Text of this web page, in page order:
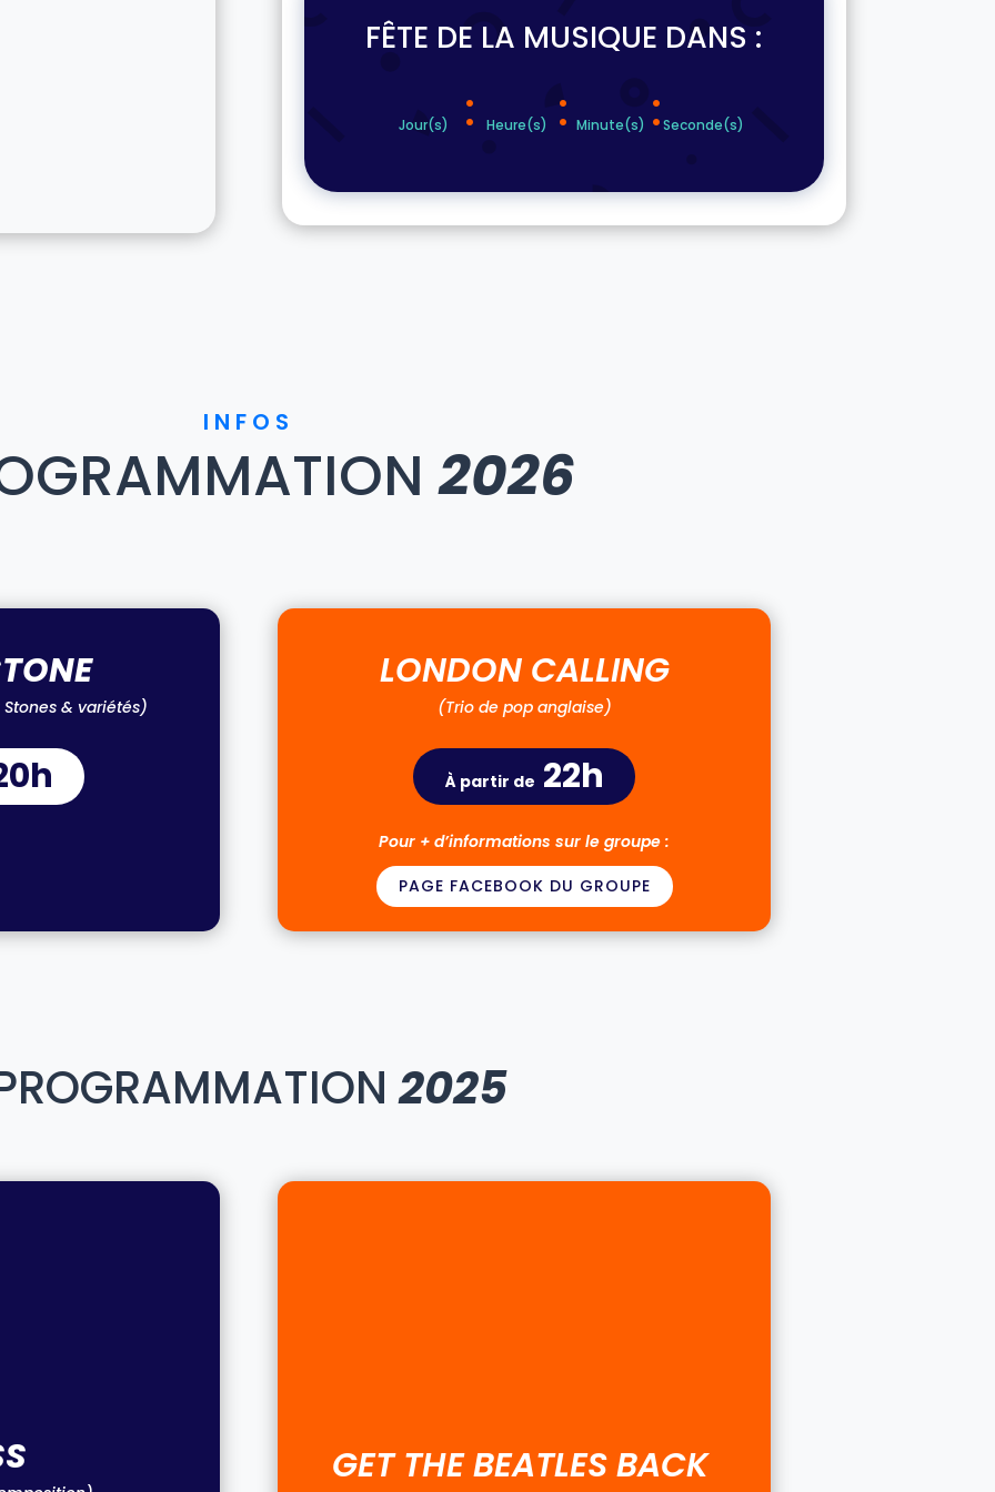
FÊTE DE LA MUSIQUE DANS :
Jour(s) : Heure(s) : Minute(s) :Seconde(s)
INFOS
2026
& variétés)
LONDON CALLING
(Trio de pop anglaise)
À partir de 22h
Pour + d’informations sur le groupe :
PAGE FACEBOOK DU GROUPE
2025
GET THE BEATLES BACK